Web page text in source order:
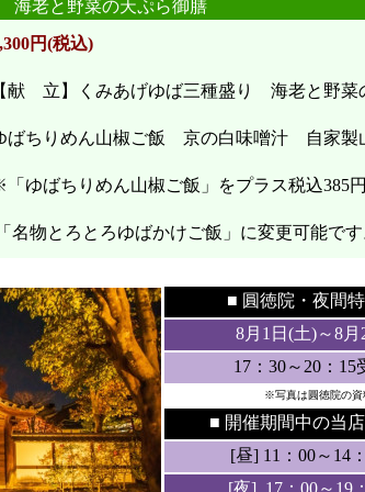
海老と野菜の天ぷら御膳
円(税込)
【献 立】くみあげゆば三種盛り 海老と野
ばちりめん山椒ご飯 京の白味噌汁 自家製
ゆばちりめん山椒ご飯」をプラス税込385
「名物とろとろゆばかけご飯」に変更可能で
■ 圓徳院・ 夜間
8月1日(土)～8月
17：30～20：15
※写真は圓徳院の資
■ 開催期間中の当
[昼] 11：00～14
[夜] 17：00～19